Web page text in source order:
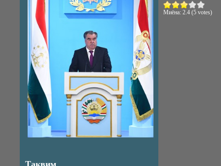
Миёна: 2.4 (5votes)